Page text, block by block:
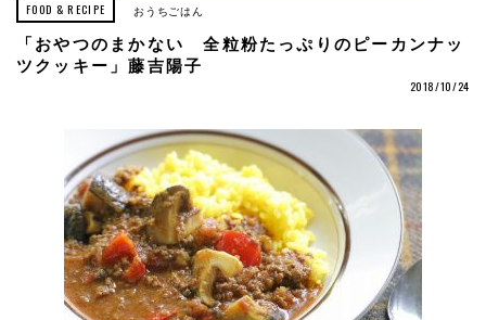
FOOD & RECIPE おうちごはん
「おやつのまかない 全粒粉たっぷりのピーカンナッ
ツクッキー」藤吉陽子
2018/10/24